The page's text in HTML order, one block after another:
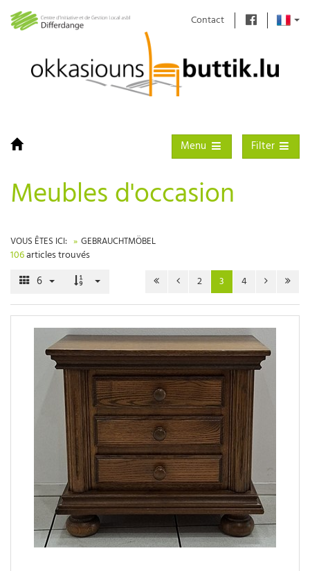
Contact
Toggle filter
Filter
Toggle navigation
Menu
Meubles d'occasion
VOUS ÊTES ICI: GEBRAUCHTMÖBEL
106articles trouvés
6 2 3 4